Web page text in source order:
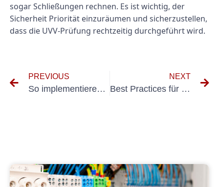
sogar Schließungen rechnen. Es ist wichtig, der
Sicherheit Priorität einzuräumen und sicherzustellen,
dass die UVV-Prüfung rechtzeitig durchgeführt wird.
PREVIOUS
So implementieren Sie die Normen VDE 0701 und 0702 in Ihren elektrischen Anlagen
NEXT
Best Practices für die Prüfung und Wartung stationärer elektrischer Geräte